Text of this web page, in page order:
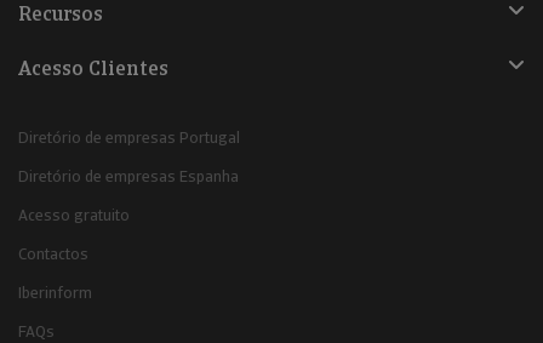
Recursos
Acesso Clientes
Diretório de empresas Portugal
Diretório de empresas Espanha
Acesso gratuito
Contactos
Iberinform
FAQs